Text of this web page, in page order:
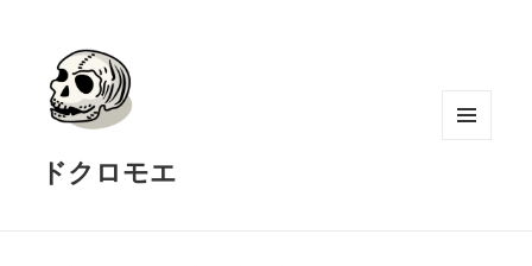
ドクロモエ